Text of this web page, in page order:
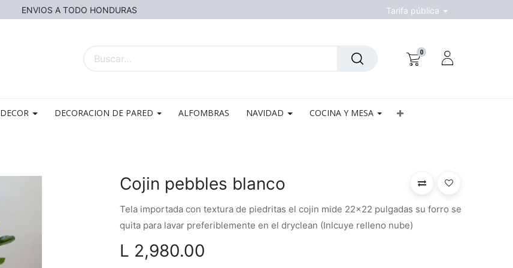
ENVIOS A TODO HONDURAS Tarifa pública
0
DECOR DECORACION DE PARED ALFOMBRAS NAVIDAD COCINA Y MESA
Cojin pebbles blanco
Tela importada con textura de piedritas el cojin mide 22x22 pulgadas su forro se
quita para lavar preferiblemente en el dryclean (Inlcuye relleno nube)
L 2,980.00